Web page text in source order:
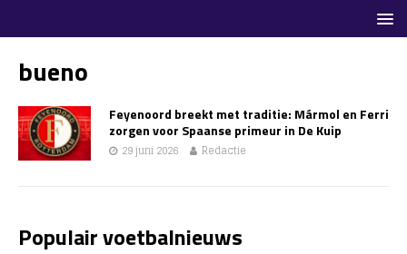
bueno
Feyenoord breekt met traditie: Mármol en Ferri
zorgen voor Spaanse primeur in De Kuip
29 juni 2026 Redactie
Populair voetbalnieuws